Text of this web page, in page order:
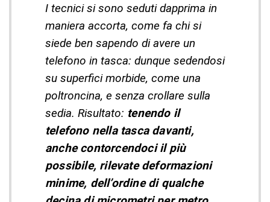
I tecnici si sono seduti dapprima in
maniera accorta, come fa chi si
siede ben sapendo di avere un
telefono in tasca: dunque sedendosi
su superfici morbide, come una
poltroncina, e senza crollare sulla
sedia. Risultato: tenendo il
telefono nella tasca davanti,
anche contorcendoci il più
possibile, rilevate deformazioni
minime, dell’ordine di qualche